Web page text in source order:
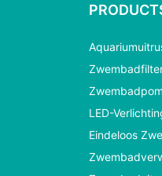
LED-
Eindeloos